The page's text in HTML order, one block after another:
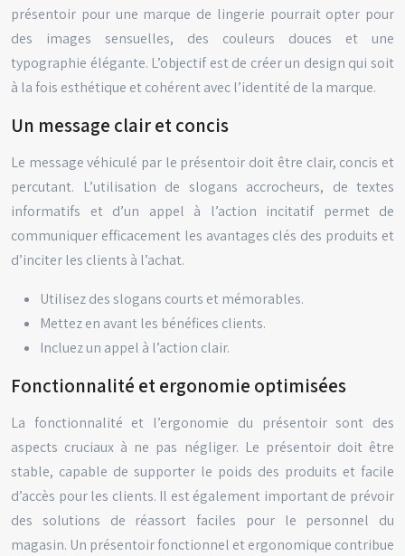
présentoir pour une marque de lingerie pourrait opter pour
des images sensuelles, des couleurs douces et une
typographie élégante. L’objectif est de créer un design qui soit
à la fois esthétique et cohérent avec l’identité de la marque.
Un message clair et concis
Le message véhiculé par le présentoir doit être clair, concis et
percutant. L’utilisation de slogans accrocheurs, de textes
informatifs et d’un appel à l’action incitatif permet de
communiquer efficacement les avantages clés des produits et
d’inciter les clients à l’achat.
Utilisez des slogans courts et mémorables.
Mettez en avant les bénéfices clients.
Incluez un appel à l’action clair.
Fonctionnalité et ergonomie optimisées
La fonctionnalité et l’ergonomie du présentoir sont des
aspects cruciaux à ne pas négliger. Le présentoir doit être
stable, capable de supporter le poids des produits et facile
d’accès pour les clients. Il est également important de prévoir
des solutions de réassort faciles pour le personnel du
magasin. Un présentoir fonctionnel et ergonomique contribue